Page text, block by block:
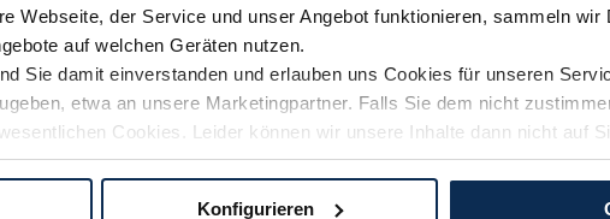
Webseite, der Service und unser Angebot funktionieren, sammeln wir
auf welchen Geräten nutzen.
Sie damit einverstanden und erlauben uns Cookies für unseren
etwa an unsere Marketingpartner. Falls Sie dem nicht
Cookies. Leider können wir unsere Inhalte dann nicht auf
Weg zu Ihrem Neuwagen unterstützen. Sie können die Einstellungen
Konfigurieren